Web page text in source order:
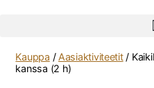
Kauppa / Aasiaktiviteetit/
kanssa (2 h)